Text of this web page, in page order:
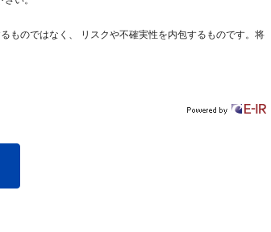
ものではなく、 リスクや不確実性を内包するものです。将